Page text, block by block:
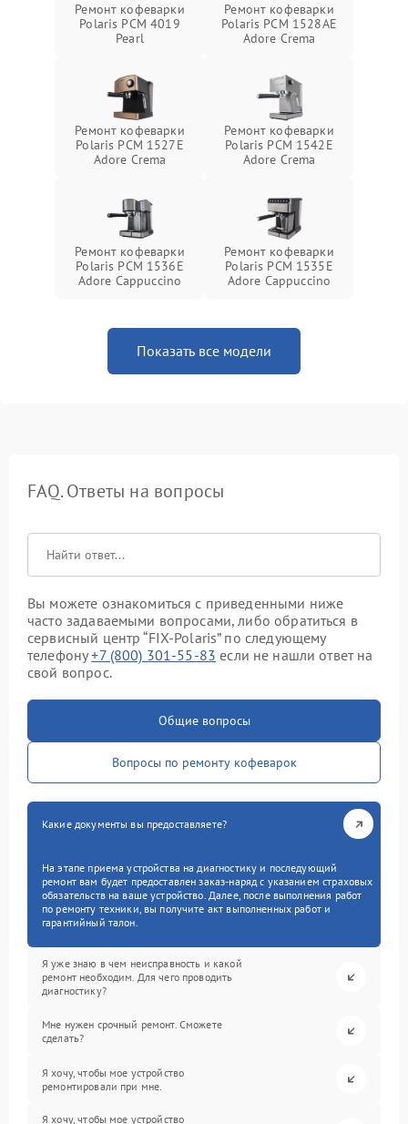
Ремонт кофеварки
Polaris PCM 4019
Pearl
Ремонт кофеварки
Polaris PCM 1528AE
Adore Crema
Ремонт кофеварки
Polaris PCM 1527E
Adore Crema
Ремонт кофеварки
Polaris PCM 1542E
Adore Crema
Ремонт кофеварки
Polaris PCM 1536E
Adore Cappuccino
Ремонт кофеварки
Polaris PCM 1535E
Adore Cappuccino
Показать все модели
FAQ. Ответы на вопросы
Вы можете ознакомиться с приведенными ниже
часто задаваемыми вопросами, либо обратиться в
сервисный центр “FIX-Polaris” по следующему
телефону+7 (800) 301-55-83 если не нашли ответ на
свой вопрос.
Общие вопросы
Вопросы по ремонту кофеварок
Какие документы вы предоставляете?
На этапе приема устройства на диагностику и последующий
ремонт вам будет предоставлен заказ-наряд с указанием страховых
обязательств на ваше устройство. Далее, после выполнения работ
по ремонту техники, вы получите акт выполненных работ и
гарантийный талон.
Я уже знаю в чем неисправность и какой
ремонт необходим. Для чего проводить
диагностику?
Мне нужен срочный ремонт. Сможете
сделать?
Я хочу, чтобы мое устройство
ремонтировали при мне.
Я хочу, чтобы мое устройство